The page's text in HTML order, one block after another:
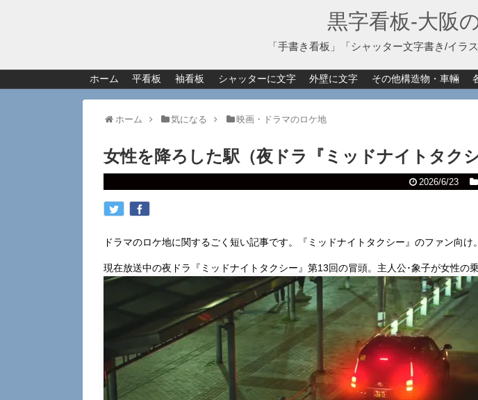
黒字看板‐大阪
「手書き看板」「シャッター文字書き/イラ
ホーム 平看板 袖看板 シャッターに文字 外壁に文字 その他構造物・車輛
ホーム 気になる 映画・ドラマのロケ地
女性を降ろした駅（夜ドラ『ミッドナイトタクシ
2026/6/23
ドラマのロケ地に関するごく短い記事です。『ミッドナイトタクシー』のファン向け。
現在放送中の夜ドラ『ミッドナイトタクシー』第13回の冒頭。主人公･象子が女性の